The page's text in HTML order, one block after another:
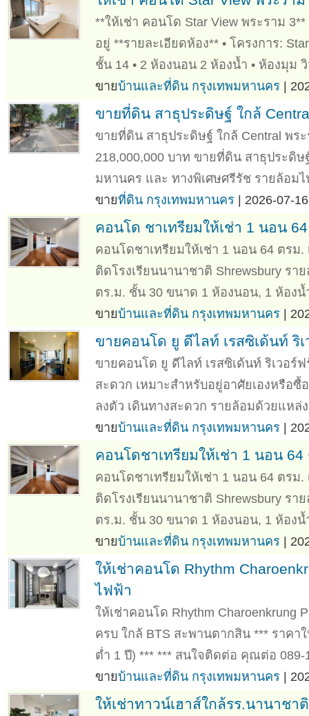
**ให้เช่า คอนโด Star View พระราม
อยู่ **รายละเอียดห้อง** • โครงการ:
ชั้น 14 • 2 ห้องนอน 2 ห้องน้ำ • ห้องมุม
ขายบ้านและที่ดิน กรุงเทพมหานคร |
ขายที่ดิน สาธุประดิษฐ์ ใกล้
ขายที่ดิน สาธุประดิษฐ์ ใกล้ Central พร
218,000,000 บาท ขายที่ดิน สาธุประดิษ
มหานคร และ ทางพิเศษศรีรัช รายล้อม
ขายที่ดิน กรุงเทพมหานคร | 2026-07-
คอนโด ชาเทรียมให้เช่า 1 นอน
คอนโดชาเทรียมให้เช่า 1 นอน 64 ตร
ติดโรงเรียนนานาชาติ Shrewsbury รา
ตร.ม. ชั้น 30 ขนาด 1 ห้องนอน, 1 ห้องน้
ขายบ้านและที่ดิน กรุงเทพมหานคร |
ขายคอนโด ยู ดีไลท์ เรสซิเด้นท์ ริ
ขายคอนโด ยู ดีไลท์ เรสซิเด้นท์ ริเวอร์
สะดวก เหมาะสำหรับอยู่อาศัยเองหรือ
ลงตัว เดินทางสะดวก รายล้อมด้วยแหล่
ขายบ้านและที่ดิน กรุงเทพมหานคร |
คอนโดชาเทรียมให้เช่า 1 นอน
คอนโดชาเทรียมให้เช่า 1 นอน 64 ตร
ติดโรงเรียนนานาชาติ Shrewsbury รา
ตร.ม. ชั้น 30 ขนาด 1 ห้องนอน, 1 ห้องน้
ขายบ้านและที่ดิน กรุงเทพมหานคร |
ให้เช่าคอนโด Rhythm
ไฟฟ้า
ให้เช่าคอนโด Rhythm Charoenkrung
ครบ ใกล้ BTS สะพานตากสิน *** ราคา
ต่ำ 1 ปี) *** *** สนใจติดต่อ คุณต่อ 089-
ขายบ้านและที่ดิน กรุงเทพมหานคร |
ให้เช่าทาวน์เฮาส์ใกล้รร.นานาชา